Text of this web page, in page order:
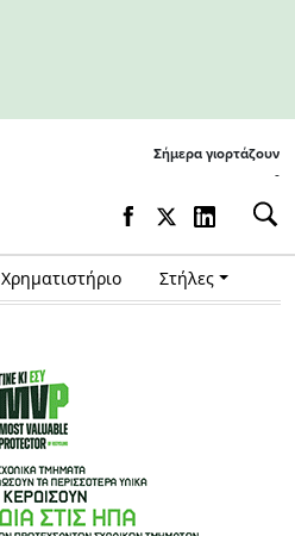
Σήμερα γιορτάζουν
-
Χρηματιστήριο Στήλες